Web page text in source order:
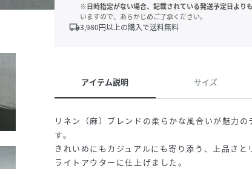
※日時指定がない場合、記載されている発送予定日より
いますので、あらかじめご了承ください。
local_shipping3,980円以上の購入で送料無料
アイテム説明 サイズ
リネン（麻）ブレンドの柔らかな風合いが魅力の
す。
きれいめにもカジュアルにも寄り添う、上品さと
ライトアウターに仕上げました。